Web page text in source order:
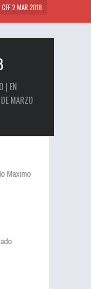
CFF 2 MAR 2018
| EN
MARZO
Maximo